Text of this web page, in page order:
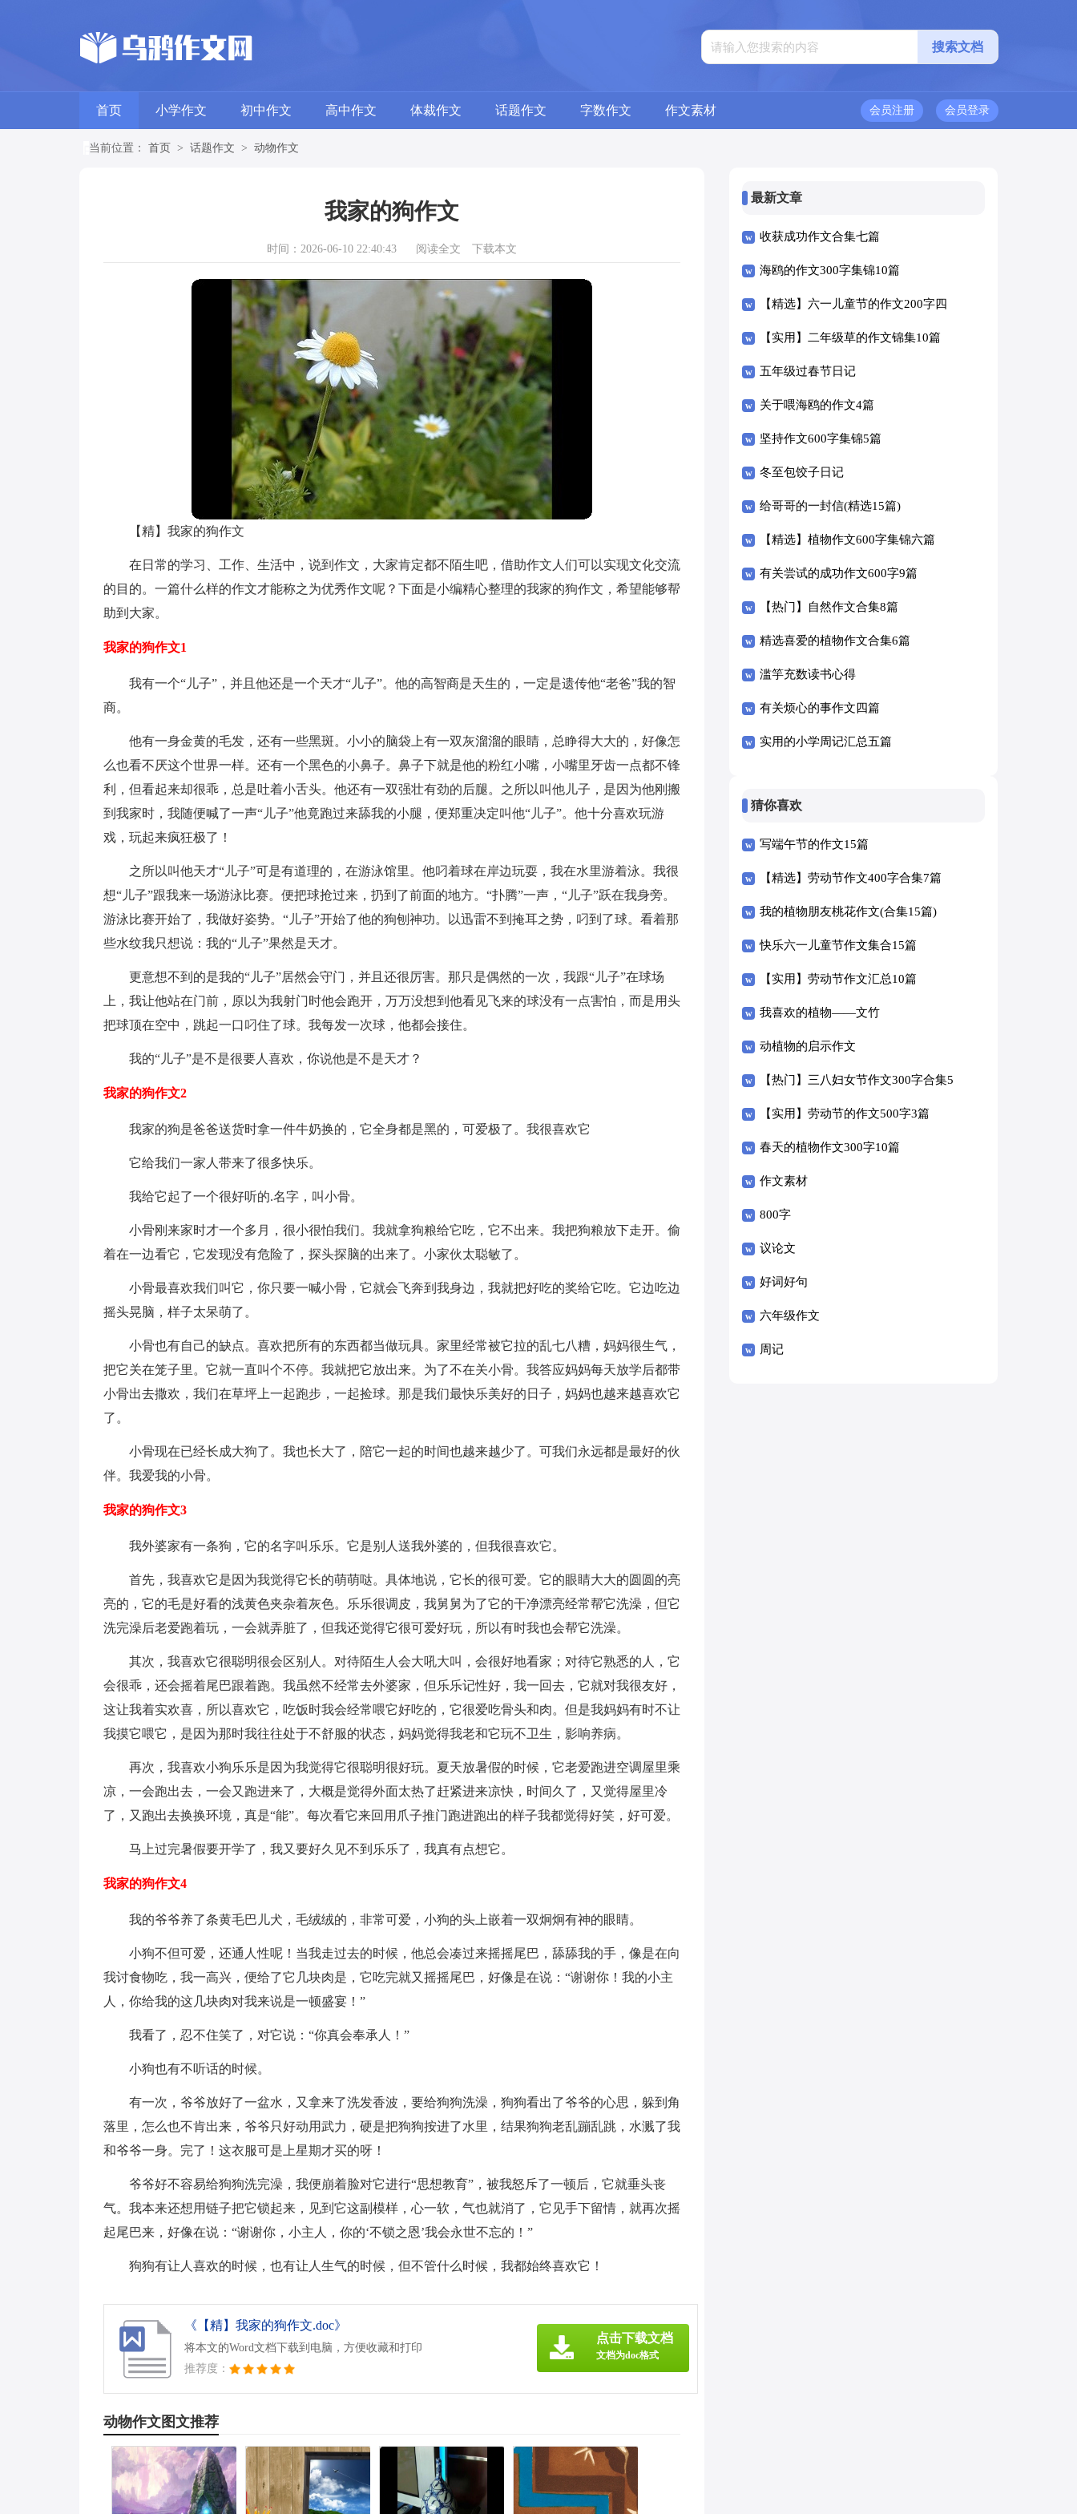
首页 小学作文 初中作文 高中作文 体裁作文 话题作文 字数作文 作文素材 会员登录
会员注册
当前位置： 首页 > 话题作文 > 动物作文
我家的狗作文
时间：2026-06-10 22:40:43 阅读全文 下载本文
【精】我家的狗作文
在日常的学习、工作、生活中，说到作文，大家肯定都不陌生吧，借助作文人们可以实现文化交流
的目的。一篇什么样的作文才能称之为优秀作文呢？下面是小编精心整理的我家的狗作文，希望能够帮
助到大家。
我家的狗作文1
我有一个“儿子”，并且他还是一个天才“儿子”。他的高智商是天生的，一定是遗传他“老爸”我的智
商。
他有一身金黄的毛发，还有一些黑斑。小小的脑袋上有一双灰溜溜的眼睛，总睁得大大的，好像怎
么也看不厌这个世界一样。还有一个黑色的小鼻子。鼻子下就是他的粉红小嘴，小嘴里牙齿一点都不锋
利，但看起来却很乖，总是吐着小舌头。他还有一双强壮有劲的后腿。之所以叫他儿子，是因为他刚搬
到我家时，我随便喊了一声“儿子”他竟跑过来舔我的小腿，便郑重决定叫他“儿子”。他十分喜欢玩游
戏，玩起来疯狂极了！
之所以叫他天才“儿子”可是有道理的，在游泳馆里。他叼着球在岸边玩耍，我在水里游着泳。我很
想“儿子”跟我来一场游泳比赛。便把球抢过来，扔到了前面的地方。“扑腾”一声，“儿子”跃在我身旁。
游泳比赛开始了，我做好姿势。“儿子”开始了他的狗刨神功。以迅雷不到掩耳之势，叼到了球。看着那
些水纹我只想说：我的“儿子”果然是天才。
更意想不到的是我的“儿子”居然会守门，并且还很厉害。那只是偶然的一次，我跟“儿子”在球场
上，我让他站在门前，原以为我射门时他会跑开，万万没想到他看见飞来的球没有一点害怕，而是用头
把球顶在空中，跳起一口叼住了球。我每发一次球，他都会接住。
我的“儿子”是不是很要人喜欢，你说他是不是天才？
我家的狗作文2
我家的狗是爸爸送货时拿一件牛奶换的，它全身都是黑的，可爱极了。我很喜欢它
它给我们一家人带来了很多快乐。
我给它起了一个很好听的.名字，叫小骨。
小骨刚来家时才一个多月，很小很怕我们。我就拿狗粮给它吃，它不出来。我把狗粮放下走开。偷
着在一边看它，它发现没有危险了，探头探脑的出来了。小家伙太聪敏了。
小骨最喜欢我们叫它，你只要一喊小骨，它就会飞奔到我身边，我就把好吃的奖给它吃。它边吃边
摇头晃脑，样子太呆萌了。
小骨也有自己的缺点。喜欢把所有的东西都当做玩具。家里经常被它拉的乱七八糟，妈妈很生气，
把它关在笼子里。它就一直叫个不停。我就把它放出来。为了不在关小骨。我答应妈妈每天放学后都带
小骨出去撒欢，我们在草坪上一起跑步，一起捡球。那是我们最快乐美好的日子，妈妈也越来越喜欢它
了。
小骨现在已经长成大狗了。我也长大了，陪它一起的时间也越来越少了。可我们永远都是最好的伙
伴。我爱我的小骨。
我家的狗作文3
我外婆家有一条狗，它的名字叫乐乐。它是别人送我外婆的，但我很喜欢它。
首先，我喜欢它是因为我觉得它长的萌萌哒。具体地说，它长的很可爱。它的眼睛大大的圆圆的亮
亮的，它的毛是好看的浅黄色夹杂着灰色。乐乐很调皮，我舅舅为了它的干净漂亮经常帮它洗澡，但它
洗完澡后老爱跑着玩，一会就弄脏了，但我还觉得它很可爱好玩，所以有时我也会帮它洗澡。
其次，我喜欢它很聪明很会区别人。对待陌生人会大吼大叫，会很好地看家；对待它熟悉的人，它
会很乖，还会摇着尾巴跟着跑。我虽然不经常去外婆家，但乐乐记性好，我一回去，它就对我很友好，
这让我着实欢喜，所以喜欢它，吃饭时我会经常喂它好吃的，它很爱吃骨头和肉。但是我妈妈有时不让
我摸它喂它，是因为那时我往往处于不舒服的状态，妈妈觉得我老和它玩不卫生，影响养病。
再次，我喜欢小狗乐乐是因为我觉得它很聪明很好玩。夏天放暑假的时候，它老爱跑进空调屋里乘
凉，一会跑出去，一会又跑进来了，大概是觉得外面太热了赶紧进来凉快，时间久了，又觉得屋里冷
了，又跑出去换换环境，真是“能”。每次看它来回用爪子推门跑进跑出的样子我都觉得好笑，好可爱。
马上过完暑假要开学了，我又要好久见不到乐乐了，我真有点想它。
我家的狗作文4
我的爷爷养了条黄毛巴儿犬，毛绒绒的，非常可爱，小狗的头上嵌着一双炯炯有神的眼睛。
小狗不但可爱，还通人性呢！当我走过去的时候，他总会凑过来摇摇尾巴，舔舔我的手，像是在向
我讨食物吃，我一高兴，便给了它几块肉是，它吃完就又摇摇尾巴，好像是在说：“谢谢你！我的小主
人，你给我的这几块肉对我来说是一顿盛宴！”
我看了，忍不住笑了，对它说：“你真会奉承人！”
小狗也有不听话的时候。
有一次，爷爷放好了一盆水，又拿来了洗发香波，要给狗狗洗澡，狗狗看出了爷爷的心思，躲到角
落里，怎么也不肯出来，爷爷只好动用武力，硬是把狗狗按进了水里，结果狗狗老乱蹦乱跳，水溅了我
和爷爷一身。完了！这衣服可是上星期才买的呀！
爷爷好不容易给狗狗洗完澡，我便崩着脸对它进行“思想教育”，被我怒斥了一顿后，它就垂头丧
气。我本来还想用链子把它锁起来，见到它这副模样，心一软，气也就消了，它见手下留情，就再次摇
起尾巴来，好像在说：“谢谢你，小主人，你的‘不锁之恩’我会永世不忘的！”
狗狗有让人喜欢的时候，也有让人生气的时候，但不管什么时候，我都始终喜欢它！
《【精】我家的狗作文.doc》
将本文的Word文档下载到电脑，方便收藏和打印
推荐度：
点击下载文档
文档为doc格式
动物作文图文推荐
最新文章
收获成功作文合集七篇
海鸥的作文300字集锦10篇
【精选】六一儿童节的作文200字四
篇
【实用】二年级草的作文锦集10篇
五年级过春节日记
关于喂海鸥的作文4篇
坚持作文600字集锦5篇
冬至包饺子日记
给哥哥的一封信(精选15篇)
【精选】植物作文600字集锦六篇
有关尝试的成功作文600字9篇
【热门】自然作文合集8篇
精选喜爱的植物作文合集6篇
滥竽充数读书心得
有关烦心的事作文四篇
实用的小学周记汇总五篇
猜你喜欢
写端午节的作文15篇
【精选】劳动节作文400字合集7篇
我的植物朋友桃花作文(合集15篇)
快乐六一儿童节作文集合15篇
【实用】劳动节作文汇总10篇
我喜欢的植物——文竹
动植物的启示作文
【热门】三八妇女节作文300字合集5
篇
【实用】劳动节的作文500字3篇
春天的植物作文300字10篇
作文素材
800字
议论文
好词好句
六年级作文
周记